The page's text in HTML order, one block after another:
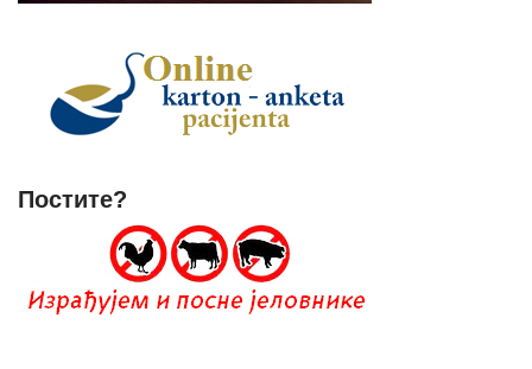
Постите?